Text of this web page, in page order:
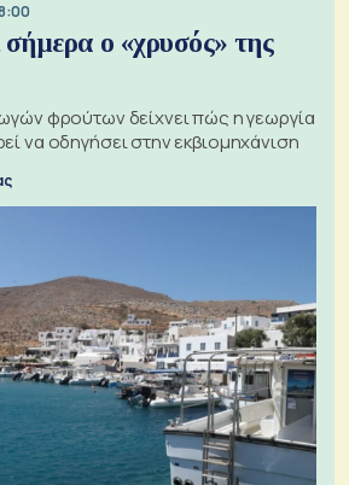
ο «χρυσός» της
φρούτων δείχνει πώς η γεωργία
να οδηγήσει στην εκβιομηχάνιση